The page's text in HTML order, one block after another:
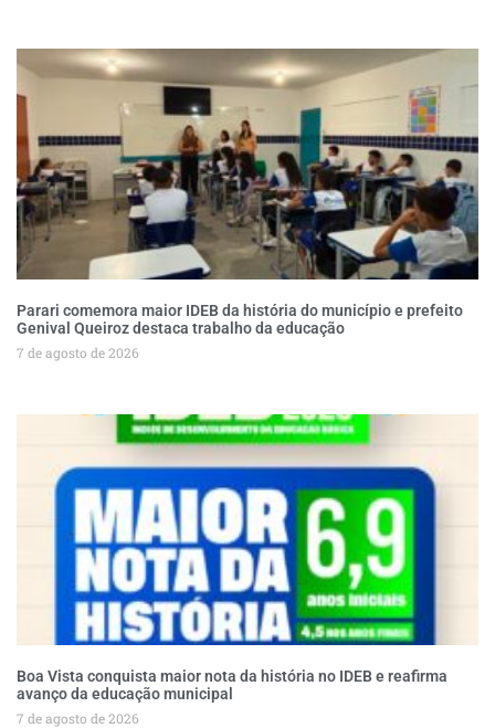
Parari comemora maior IDEB da história do município e prefeito
Genival Queiroz destaca trabalho da educação
7 de agosto de 2026
Boa Vista conquista maior nota da história no IDEB e reafirma
avanço da educação municipal
7 de agosto de 2026